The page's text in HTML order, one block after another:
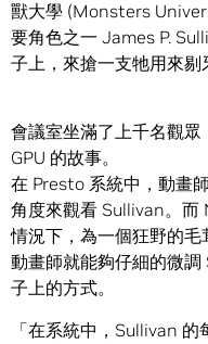
獸大學 (Monsters
要角色之一 James P.
子上，來搶一支牠用來剔
會議室坐滿了上千名觀
GPU 的故事。
在 Presto 系統中，動畫
角度來觀看 Sullivan。而
情況下，為一個狂野的
動畫師就能夠仔細的微
子上的方式。
「在系統中，Sullivan